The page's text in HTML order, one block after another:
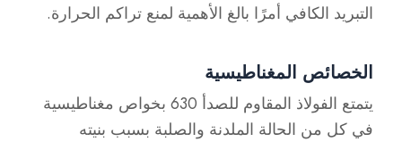
التبريد الكافي أمرًا بالغ الأهمية لمنع تراكم الحرارة.
الخصائص المغناطيسية
يتمتع الفولاذ المقاوم للصدأ 630 بخواص مغناطيسية
في كل من الحالة الملدنة والصلبة بسبب بنيته